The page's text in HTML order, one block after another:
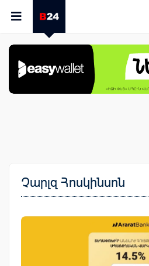
Չարլզ Հոսկինսոն